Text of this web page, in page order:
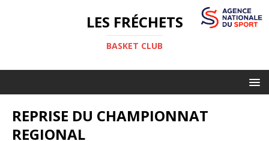
LES FRÉCHETS
BASKET CLUB
REPRISE DU CHAMPIONNAT
REGIONAL